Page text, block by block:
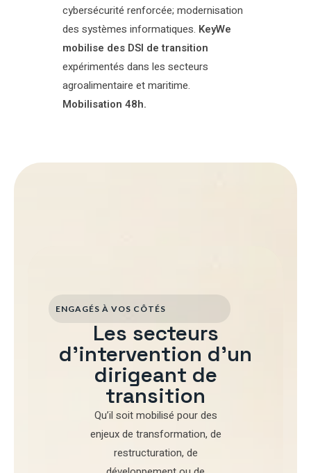
cybersécurité renforcée; modernisation
des systèmes informatiques. KeyWe
mobilise des DSI de transition
expérimentés dans les secteurs
agroalimentaire et maritime.
Mobilisation 48h.
ENGAGÉS À VOS CÔTÉS
Les secteurs
d'intervention d'un
dirigeant de
transition
Qu’il soit mobilisé pourdes
enjeux de transformation, de
restructuration, de